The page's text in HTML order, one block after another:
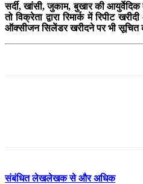
सर्दी, खांसी, जुकाम, बुखार की
तो विक्रेता द्वारा रिमार्क में रिपीट
ऑक्सीजन सिलेंडर खरीदने पर भी सूचित
संबंधित लेखलेखक से और अधिक